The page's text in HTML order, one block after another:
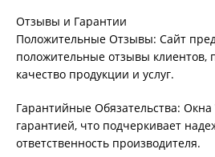
Отзывы и Гарантии
Положительные Отзывы: Сайт
положительные отзывы
качество продукции и услуг.
Гарантийные Обязательства: Окна
гарантией, что подчеркивает
ответственность производителя.